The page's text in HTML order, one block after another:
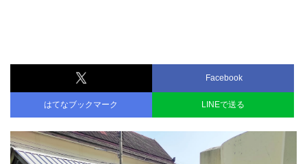
Facebook
はてなブックマーク LINEで送る